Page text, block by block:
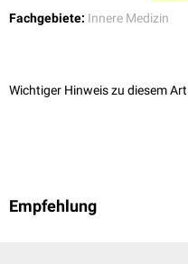
Fachgebiete: Innere Medizin
Wichtiger Hinweis zu diesem
Empfehlung